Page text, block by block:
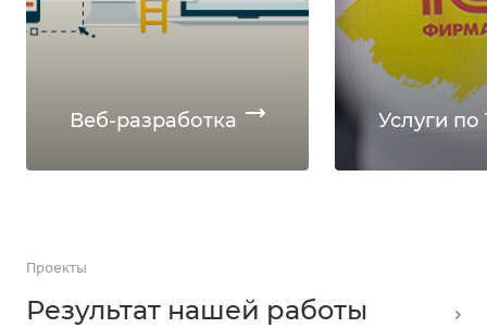
Веб-разработка Услуги по
Проекты
Результат нашей работы